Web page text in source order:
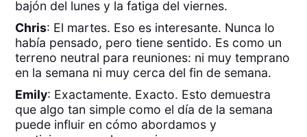
bajón del lunes y la fatiga del viernes.
Chris: El martes. Eso es interesante. Nunca lo
había pensado, pero tiene sentido. Es como un
terreno neutral para reuniones: ni muy temprano
en la semana ni muy cerca del fin de semana.
Emily: Exactamente. Exacto. Esto demuestra
que algo tan simple como el día de la semana
puede influir en cómo abordamos y